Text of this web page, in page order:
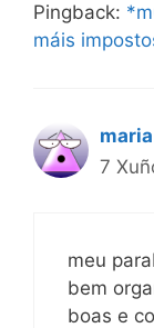
Pingback:
máis
7
meu
bem
boas e